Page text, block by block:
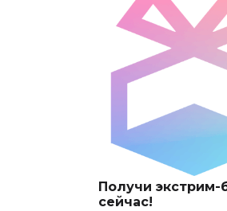
Получи
сейчас!